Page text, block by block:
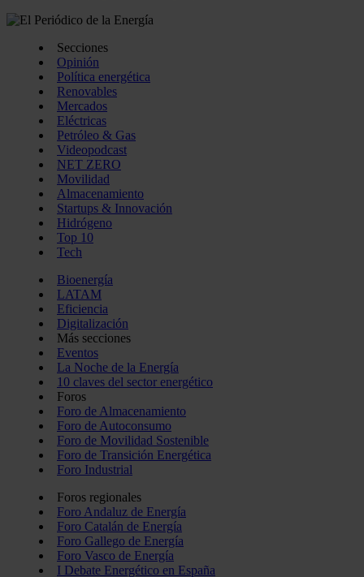
Secciones
Opinión
Política energética
Renovables
Mercados
Eléctricas
Petróleo & Gas
Videopodcast
NET ZERO
Movilidad
Almacenamiento
Startups & Innovación
Hidrógeno
Top 10
Tech
Bioenergía
LATAM
Eficiencia
Digitalización
Más secciones
Eventos
La Noche de la Energía
10 claves del sector energético
Foros
Foro de Almacenamiento
Foro de Autoconsumo
Foro de Movilidad Sostenible
Foro de Transición Energética
Foro Industrial
Foros regionales
Foro Andaluz de Energía
Foro Catalán de Energía
Foro Gallego de Energía
Foro Vasco de Energía
I Debate Energético en España